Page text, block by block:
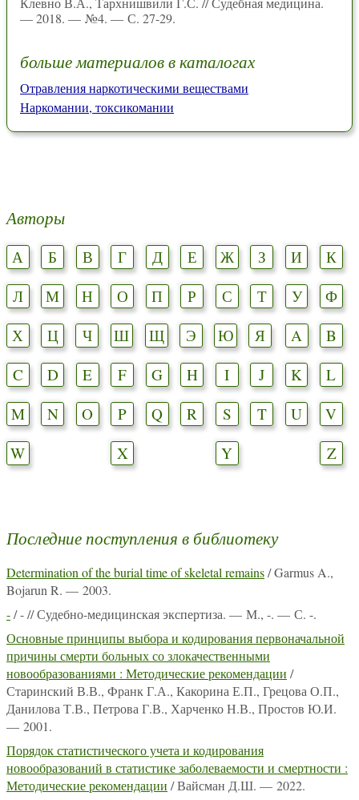
— 2018. — №4. — С. 27-29.
больше материалов в каталогах
Отравления наркотическими веществами
Наркомании, токсикомании
Авторы
А Б В Г Д Е Ж З И
К
Л
М Н О П Р С Т У
Ф
Х
Ц Ч Ш Щ Э Ю Я A
B
C
D E F G H I J K
L
M
N O P Q R S T U
V
W
X Y Z
Последние поступления в библиотеку
Determination of the burial time of skeletal remains/ Garmus A.,
Bojarun R. — 2003.
-/ - // Судебно-медицинская экспертиза. — М., -. — С. -.
Основные принципы выбора и кодирования первоначальной
причины смерти больных со злокачественными
новообразованиями : Методические рекомендации /
Старинский В.В., Франк Г.А., Какорина Е.П., Грецова О.П.,
Данилова Т.В., Петрова Г.В., Харченко Н.В., Простов Ю.И.
— 2001.
Порядок статистического учета и кодирования
новообразований в статистике заболеваемости и смертности :
Методические рекомендации / Вайсман Д.Ш. — 2022.